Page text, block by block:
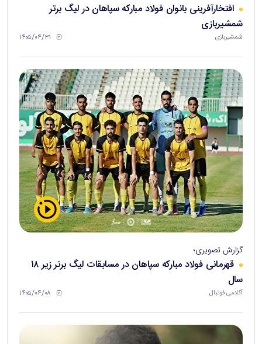
افتخارآفرینی بانوان فولاد مبارکه سپاهان در لیگ برتر
شمشیربازی
شمشیربازی ۱۴۰۵/۰۴/۳۱
گزارش تصویری؛
قهرمانی فولاد مبارکه سپاهان در مسابقات لیگ برتر زیر ۱۸
سال
آکادمی فوتبال ۱۴۰۵/۰۴/۰۸